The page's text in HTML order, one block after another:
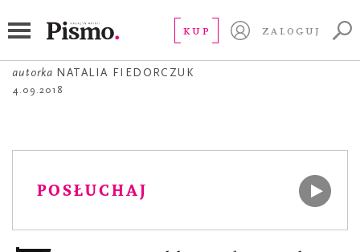
KUP ZALOGUJ
Obcy w szkole
autorka NATALIA FIEDORCZUK
4.09.2018
POSŁUCHAJ